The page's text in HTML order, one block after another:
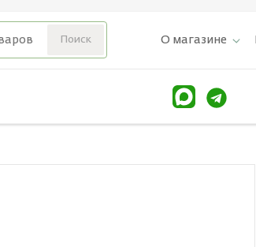
О магазине